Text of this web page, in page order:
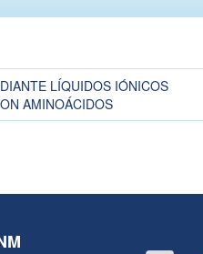
LÍQUIDOS IÓNICOS
AMINOÁCIDOS